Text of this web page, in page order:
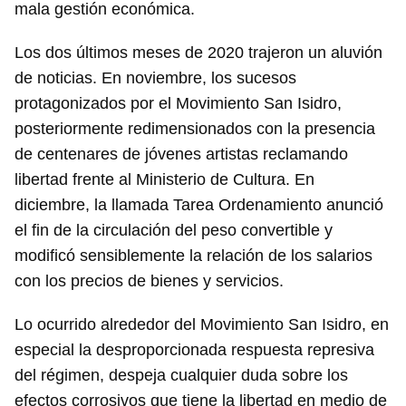
mala gestión económica.
Los dos últimos meses de 2020 trajeron un aluvión
de noticias. En noviembre, los sucesos
protagonizados por el Movimiento San Isidro,
posteriormente redimensionados con la presencia
de centenares de jóvenes artistas reclamando
libertad frente al Ministerio de Cultura. En
diciembre, la llamada Tarea Ordenamiento anunció
el fin de la circulación del peso convertible y
modificó sensiblemente la relación de los salarios
con los precios de bienes y servicios.
Lo ocurrido alrededor del Movimiento San Isidro, en
especial la desproporcionada respuesta represiva
del régimen, despeja cualquier duda sobre los
efectos corrosivos que tiene la libertad en medio de